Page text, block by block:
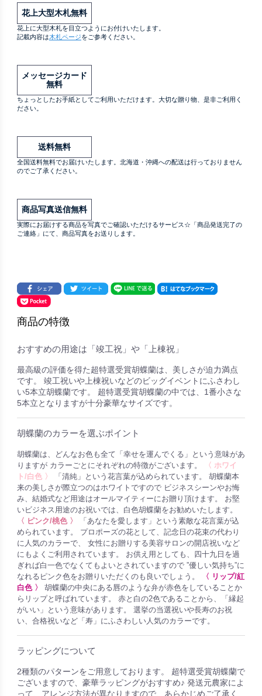
花上大型木札無料
花上に大型木札を目立つようにお付けいたします。
記載内容は木札ページをご参考ください。
メッセージカード
無料
ちょっとしたお手紙としてご利用いただけます。大切な贈り物、是非ご利用く
ださい。
送料無料
全国送料無料でお届けいたします。北海道・沖縄への配送は行っておりません
のでご了承ください。
商品写真送信無料
実際にお届けする商品を写真でご確認いただけるサービス☆「商品発送完了の
ご連絡」にて、商品写真をお送りします。
商品の特徴
おすすめの用途は「竣工祝」や「上棟祝」
最高級の評価を得た超特選受賞胡蝶蘭は、美しさが迫力満点
です。 竣工祝いや上棟祝いなどのビッグイベントにふさわし
い5本立胡蝶蘭です。 超特選受賞胡蝶蘭の中では、1番小さな
5本立となりますが十分豪華なサイズです。
胡蝶蘭のカラーを選ぶポイント
胡蝶蘭は、どんなお色も全て「幸せを運んでくる」という意味があ
りますが カラーごとにそれぞれの特徴がございます。
〈 ホワイ
ト/白色 〉
「清純」という花言葉が込められています。 胡蝶蘭本
来の美しさが際立つのはホワイトですので ビジネスシーンやお悔
み、結婚式など用途はオールマイティーにお贈り頂けます。 お堅
いビジネス用途のお祝いでは、白色胡蝶蘭をお勧めいたします。
〈 ピンク/桃色 〉
「あなたを愛します」という素敵な花言葉が込
められています。 プロポーズの花として、記念日の花束の代わり
に人気のカラーで、 女性にお贈りする美容サロンの開店祝いなど
にもよくご利用されています。 お供え用としても、四十九日を過
ぎれば白一色でなくてもよいとされていますので ”優しい気持ち”に
なれるピンク色をお贈りいただくのも良いでしょう。
〈 リップ/紅
白色 〉
胡蝶蘭の中央にある唇のような弁が赤色をしていることか
らリップと呼ばれています。 赤と白の2色であることから、「縁起
がいい」という意味があります。 選挙の当選祝いや長寿のお祝
い、合格祝いなど「寿」にふさわしい人気のカラーです。
ラッピングについて
2種類のパターンをご用意しております。 超特選受賞胡蝶蘭で
ございますので、豪華ラッピングがおすすめ♪ 発送元農家によ
って、アレンジ方法が異なりますので、あらかじめご了承く